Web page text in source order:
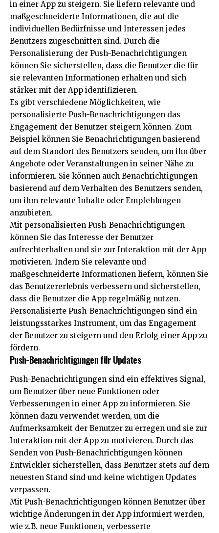
in einer App zu steigern. Sie liefern relevante und
maßgeschneiderte Informationen, die auf die
individuellen Bedürfnisse und Interessen jedes
Benutzers zugeschnitten sind. Durch die
Personalisierung der Push-Benachrichtigungen
können Sie sicherstellen, dass die Benutzer die für
sie relevanten Informationen erhalten und sich
stärker mit der App identifizieren.
Es gibt verschiedene Möglichkeiten, wie
personalisierte Push-Benachrichtigungen das
Engagement der Benutzer steigern können. Zum
Beispiel können Sie Benachrichtigungen basierend
auf dem Standort des Benutzers senden, um ihn über
Angebote oder Veranstaltungen in seiner Nähe zu
informieren. Sie können auch Benachrichtigungen
basierend auf dem Verhalten des Benutzers senden,
um ihm relevante Inhalte oder Empfehlungen
anzubieten.
Mit personalisierten Push-Benachrichtigungen
können Sie das Interesse der Benutzer
aufrechterhalten und sie zur Interaktion mit der App
motivieren. Indem Sie relevante und
maßgeschneiderte Informationen liefern, können Sie
das Benutzererlebnis verbessern und sicherstellen,
dass die Benutzer die App regelmäßig nutzen.
Personalisierte Push-Benachrichtigungen sind ein
leistungsstarkes Instrument, um das Engagement
der Benutzer zu steigern und den Erfolg einer App zu
fördern.
Push-Benachrichtigungen für Updates
Push-Benachrichtigungen sind ein effektives Signal,
um Benutzer über neue Funktionen oder
Verbesserungen in einer App zu informieren. Sie
können dazu verwendet werden, um die
Aufmerksamkeit der Benutzer zu erregen und sie zur
Interaktion mit der App zu motivieren. Durch das
Senden von Push-Benachrichtigungen können
Entwickler sicherstellen, dass Benutzer stets auf dem
neuesten Stand sind und keine wichtigen Updates
verpassen.
Mit Push-Benachrichtigungen können Benutzer über
wichtige Änderungen in der App informiert werden,
wie z.B. neue Funktionen, verbesserte